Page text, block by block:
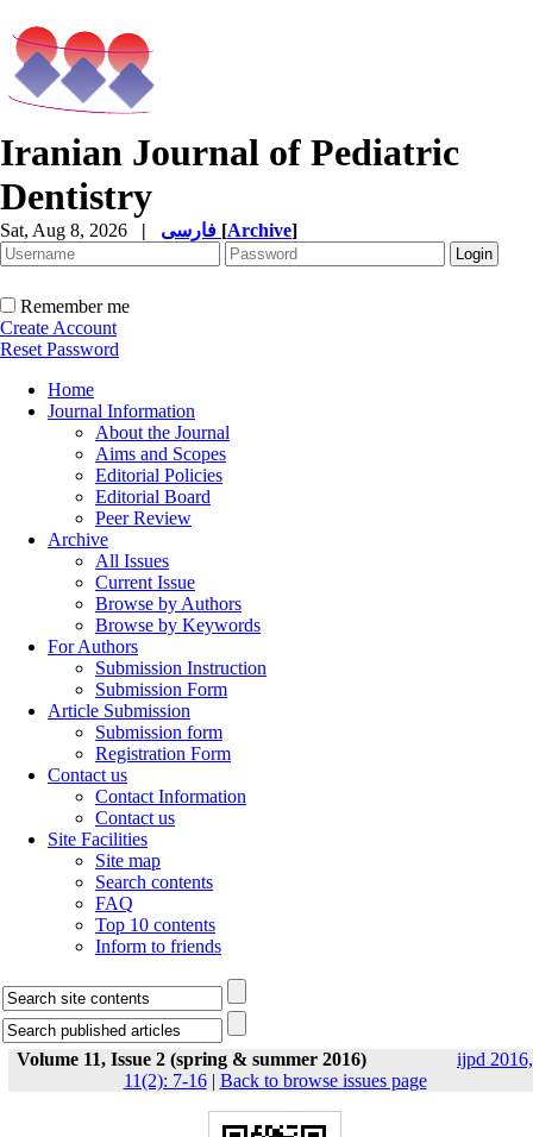
Iranian Journal of Pediatric
Dentistry
Sat, Aug 8, 2026 | [Archive]
Remember me
Create Account
Reset Password
Home
Journal Information
About the Journal
Aims and Scopes
Editorial Policies
Editorial Board
Peer Review
Archive
All Issues
Current Issue
Browse by Authors
Browse by Keywords
For Authors
Submission Instruction
Submission Form
Article Submission
Submission form
Registration Form
Contact us
Contact Information
Contact us
Site Facilities
Site map
Search contents
FAQ
Top 10 contents
Inform to friends
Volume 11, Issue 2 (spring & summer 2016)
ijpd 2016,
11(2): 7-16| Back to browse issues page